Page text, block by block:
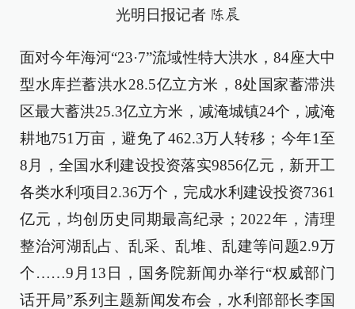
光明日报记者 陈晨
面对今年海河“23·7”流域性特大洪水，84座大中
型水库拦蓄洪水28.5亿立方米，8处国家蓄滞洪
区最大蓄洪25.3亿立方米，减淹城镇24个，减淹
耕地751万亩，避免了462.3万人转移；今年1至
8月，全国水利建设投资落实9856亿元，新开工
各类水利项目2.36万个，完成水利建设投资7361
亿元，均创历史同期最高纪录；2022年，清理
整治河湖乱占、乱采、乱堆、乱建等问题2.9万
个……9月13日，国务院新闻办举行“权威部门
话开局”系列主题新闻发布会，水利部部长李国